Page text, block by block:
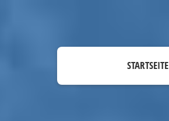
STARTSEITE